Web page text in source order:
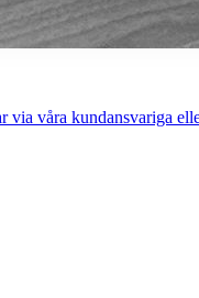
våra kundansvariga